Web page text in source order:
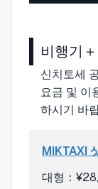
비행기
신치토세
요금 및 이
하시기 바
MIKTAXI
대형：